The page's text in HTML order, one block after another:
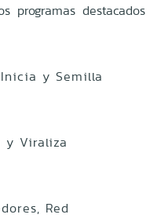
programas destacados
y Semilla
y Viraliza
Red